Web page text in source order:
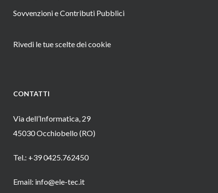
Sovvenzioni e Contributi Pubblici
Rivedi le tue scelte dei cookie
CONTATTI
Via dell’Informatica, 29
45030 Occhiobello (RO)
Tel.: +39 0425.762450
Email: info@ele-tec.it